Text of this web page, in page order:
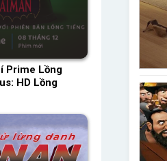
Prime Lồng
HD Lồng